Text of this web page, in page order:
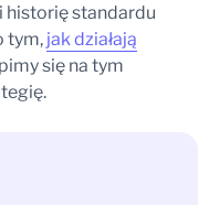
historię standardu
tym, jak działają
się na tym